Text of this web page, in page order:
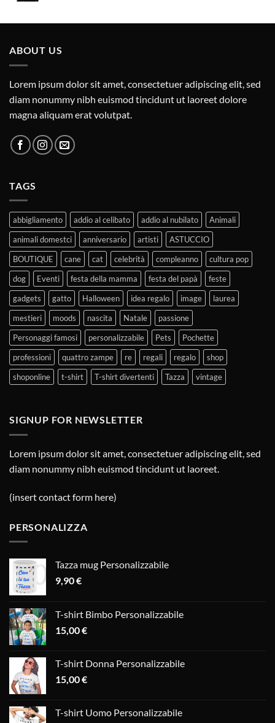
ABOUT US
Lorem ipsum dolor sit amet, consectetuer adipiscing elit, sed
diam nonummy nibh euismod tincidunt ut laoreet dolore
magna aliquam erat volutpat.
TAGS
abbigliamento addio al celibato addio al nubilato
Animali
animali domestci
anniversario artisti
ASTUCCIO
BOUTIQUE
cane cat celebrità compleanno
cultura pop
dog
Eventi festa della mamma festa del papà
feste
gadgets
gatto Halloween idea regalo image
laurea
mestieri
moods nascita Natale
passione
Personaggi famosi
personalizzabile Pets
Pochette
professioni
quattro zampe re regali regalo
shop
shoponline
t-shirt T-shirt divertenti Tazza vintage
SIGNUP FOR NEWSLETTER
Lorem ipsum dolor sit amet, consectetuer adipiscing elit, sed
diam nonummy nibh euismod tincidunt ut laoreet.
(insert contact form here)
PERSONALIZZA
Tazza mug Personalizzabile
9,90€
T-shirt Bimbo Personalizzabile
15,00€
T-shirt Donna Personalizzabile
15,00€
T-shirt Uomo Personalizzabile